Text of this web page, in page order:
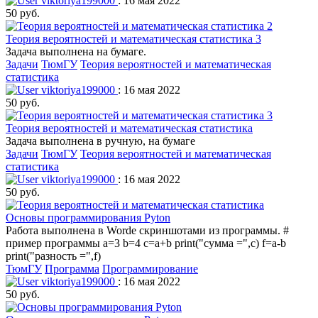
50 руб.
Теория вероятностей и математическая статистика 3
Задача выполнена на бумаге.
Задачи ТюмГУ Теория вероятностей и математическая
статистика
viktoriya199000 : 16 мая 2022
50 руб.
Теория вероятностей и математическая статистика
Задача выполнена в ручную, на бумаге
Задачи ТюмГУ Теория вероятностей и математическая
статистика
viktoriya199000 : 16 мая 2022
50 руб.
Основы программирования Pyton
Работа выполнена в Wordе скриншотами из программы. #
пример программы a=3 b=4 c=a+b print("сумма =",c) f=a-b
print("разность =",f)
ТюмГУ Программа Программирование
viktoriya199000 : 16 мая 2022
50 руб.